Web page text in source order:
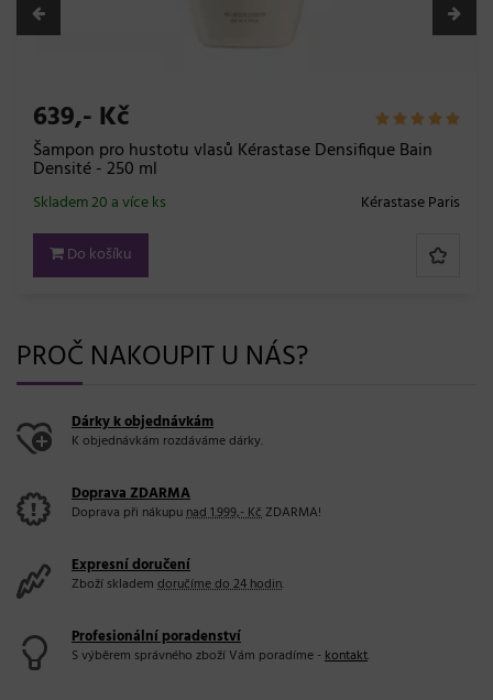
639,- Kč
Šampon pro hustotu vlasů Kérastase Densifique Bain
Densité - 250 ml
Kérastase Paris
Skladem 20 a více ks
Do košíku
PROČ NAKOUPIT U NÁS?
Dárky k objednávkám
K objednávkám rozdáváme dárky.
Doprava ZDARMA
Doprava při nákupunad 1.999,- KčZDARMA!
Expresní doručení
Zboží skladem doručíme do 24 hodin.
Profesionální poradenství
S výběrem správného zboží Vám poradíme -kontakt.